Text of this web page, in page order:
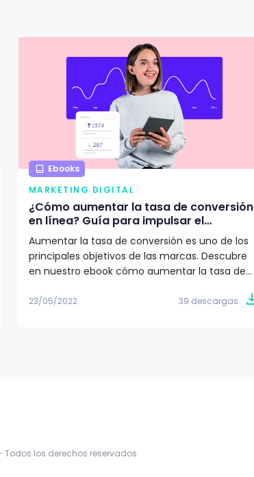
Ebooks
MARKETING DIGITAL
¿Cómo aumentar la tasa de conversión
en línea? Guía para impulsar el
crecimiento de tu marca
Aumentar la tasa de conversión es uno de los
principales objetivos de las marcas. Descubre
en nuestro ebook cómo aumentar la tasa de
23/05/2022 39 descargas
Todos los derechos reservados